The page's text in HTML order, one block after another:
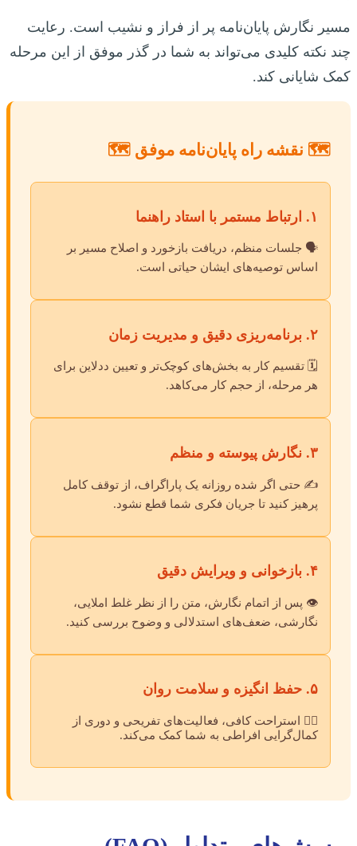
مسیر نگارش پایان‌نامه پر از فراز و نشیب است. رعایت
چند نکته کلیدی می‌تواند به شما در گذر موفق از این مرحله
کمک شایانی کند.
🗺️ نقشه راه پایان‌نامه موفق 🗺️
۱. ارتباط مستمر با استاد راهنما
🗣️ جلسات منظم، دریافت بازخورد و اصلاح مسیر بر
اساس توصیه‌های ایشان حیاتی است.
۲. برنامه‌ریزی دقیق و مدیریت زمان
🗓️ تقسیم کار به بخش‌های کوچک‌تر و تعیین ددلاین برای
هر مرحله، از حجم کار می‌کاهد.
۳. نگارش پیوسته و منظم
✍️ حتی اگر شده روزانه یک پاراگراف، از توقف کامل
پرهیز کنید تا جریان فکری شما قطع نشود.
۴. بازخوانی و ویرایش دقیق
👁️ پس از اتمام نگارش، متن را از نظر غلط املایی،
نگارشی، ضعف‌های استدلالی و وضوح بررسی کنید.
۵. حفظ انگیزه و سلامت روان
🧘‍♀️ استراحت کافی، فعالیت‌های تفریحی و دوری از
کمال‌گرایی افراطی به شما کمک می‌کند.